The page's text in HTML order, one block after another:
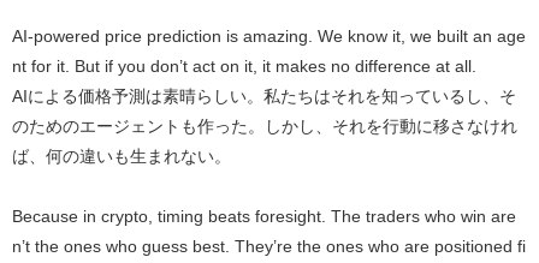
AI-powered price prediction is amazing. We know it, we built an age
nt for it. But if you don’t act on it, it makes no difference at all.
AIによる価格予測は素晴らしい。私たちはそれを知っているし、そ
のためのエージェントも作った。しかし、それを行動に移さなけれ
ば、何の違いも生まれない。
Because in crypto, timing beats foresight. The traders who win are
n’t the ones who guess best. They’re the ones who are positioned fi